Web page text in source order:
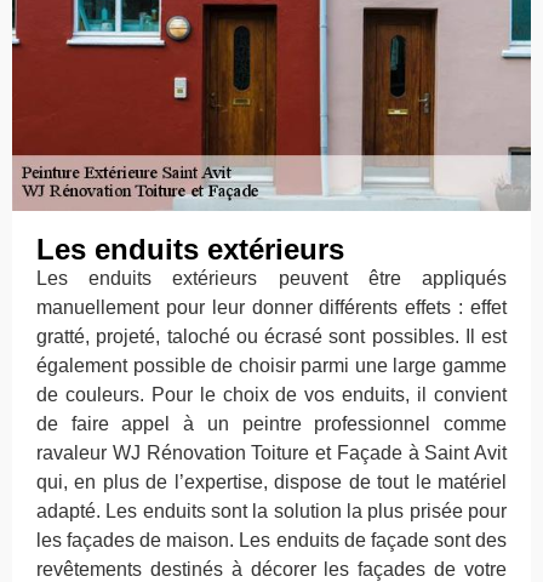
Les enduits extérieurs
Les enduits extérieurs peuvent être appliqués
manuellement pour leur donner différents effets : effet
gratté, projeté, taloché ou écrasé sont possibles. Il est
également possible de choisir parmi une large gamme
de couleurs. Pour le choix de vos enduits, il convient
de faire appel à un peintre professionnel comme
ravaleur WJ Rénovation Toiture et Façade à Saint Avit
qui, en plus de l’expertise, dispose de tout le matériel
adapté. Les enduits sont la solution la plus prisée pour
les façades de maison. Les enduits de façade sont des
revêtements destinés à décorer les façades de votre